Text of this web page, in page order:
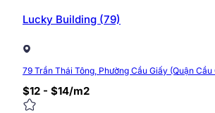
Lucky Building (79)
79 Trần Thái Tông, Phường Cầu Giấy (Quận Cầu
$12 - $14/m2